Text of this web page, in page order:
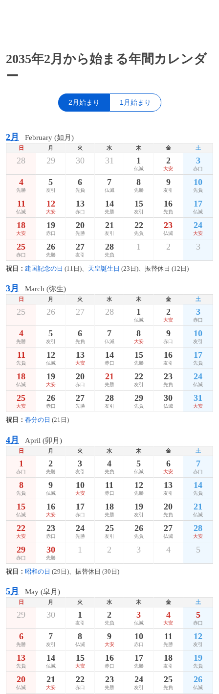
2035年2月から始まる年間カレンダ
ー
2月始まり 1月始まり
2月 February (如月)
日 月 火 水 木 金 土
28 29 30 31 1
仏滅
2
大安
3
赤口
4
先勝
5
友引
6
先負
7
仏滅
8
先勝
9
友引
10
先負
11
仏滅
12
大安
13
赤口
14
先勝
15
友引
16
先負
17
仏滅
18
大安
19
赤口
20
先勝
21
友引
22
先負
23
仏滅
24
大安
25
赤口
26
先勝
27
友引
28
先負
1 2 3
祝日： 建国記念の日 (11日)、 天皇誕生日 (23日)、振替休日 (12日)
3月 March (弥生)
日 月 火 水 木 金 土
25 26 27 28 1
仏滅
2
大安
3
赤口
4
先勝
5
友引
6
先負
7
仏滅
8
大安
9
赤口
10
友引
11
先負
12
仏滅
13
大安
14
赤口
15
先勝
16
友引
17
先負
18
仏滅
19
大安
20
赤口
21
先勝
22
友引
23
先負
24
仏滅
25
大安
26
赤口
27
先勝
28
友引
29
先負
30
仏滅
31
大安
祝日： 春分の日 (21日)
4月 April (卯月)
日 月 火 水 木 金 土
1
赤口
2
先勝
3
友引
4
先負
5
仏滅
6
大安
7
赤口
8
先負
9
仏滅
10
大安
11
赤口
12
先勝
13
友引
14
先負
15
仏滅
16
大安
17
赤口
18
先勝
19
友引
20
先負
21
仏滅
22
大安
23
赤口
24
先勝
25
友引
26
先負
27
仏滅
28
大安
29
赤口
30
先勝
1 2 3 4 5
祝日： 昭和の日 (29日)、振替休日 (30日)
5月 May (皐月)
日 月 火 水 木 金 土
29 30 1
友引
2
先負
3
仏滅
4
大安
5
赤口
6
先勝
7
友引
8
仏滅
9
大安
10
赤口
11
先勝
12
友引
13
先負
14
仏滅
15
大安
16
赤口
17
先勝
18
友引
19
先負
20
仏滅
21
大安
22
赤口
23
先勝
24
友引
25
先負
26
仏滅